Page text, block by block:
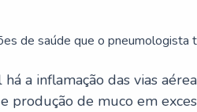
de saúde que o pneumologista
a inflamação das vias
produção de muco em